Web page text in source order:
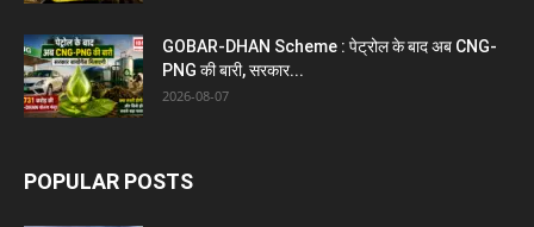
GOBAR-DHAN Scheme : पेट्रोल के बाद अब CNG-
PNG की बारी, सरकार...
2026-08-07
POPULAR POSTS